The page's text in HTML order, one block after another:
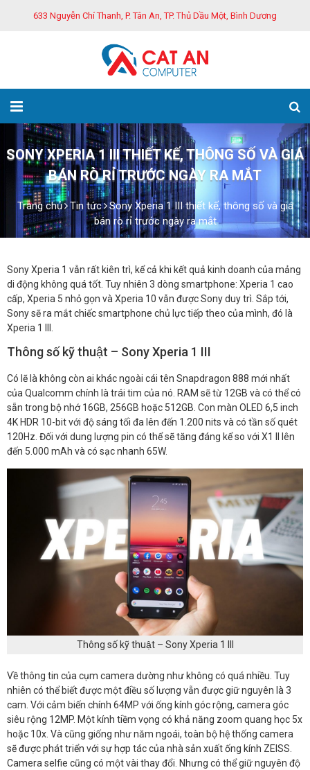
633 Nguyễn Chí Thanh, P. Tân An, TP. Thủ Dầu Một, Bình Dương
SONY XPERIA 1 III THIẾT KẾ, THÔNG SỐ VÀ GIÁ
BÁN RÒ RỈ TRƯỚC NGÀY RA MẮT
Trang chủ Tin tức
Sony Xperia 1 III thiết kế, thông số và giá
bán rò rỉ trước ngày ra mắt
Sony Xperia 1 vẫn rất kiên trì, kể cả khi kết quả kinh doanh của mảng
di động không quá tốt. Tuy nhiên 3 dòng smartphone: Xperia 1 cao
cấp, Xperia 5 nhỏ gọn và Xperia 10 vẫn được Sony duy trì. Sắp tới,
Sony sẽ ra mắt chiếc smartphone chủ lực tiếp theo của mình, đó là
Xperia 1 III.
Thông số kỹ thuật – Sony Xperia 1 III
Có lẽ là không còn ai khác ngoài cái tên Snapdragon 888 mới nhất
của Qualcomm chính là trái tim của nó. RAM sẽ từ 12GB và có thể có
sẵn trong bộ nhớ 16GB, 256GB hoặc 512GB. Con màn OLED 6,5 inch
4K HDR 10-bit với độ sáng tối đa lên đến 1.200 nits và có tần số quét
120Hz. Đối với dung lượng pin có thể sẽ tăng đáng kể so với X1 II lên
đến 5.000 mAh và có sạc nhanh 65W.
Thông số kỹ thuật – Sony Xperia 1 III
Về thông tin của cụm camera dường như không có quá nhiều. Tuy
nhiên có thể biết được một điều số lượng vẫn được giữ nguyên là 3
cam. Với cảm biến chính 64MP với ống kính góc rộng, camera góc
siêu rộng 12MP. Một kính tiềm vọng có khả năng zoom quang học 5x
hoặc 10x. Và cũng giống như năm ngoái, toàn bộ hệ thống camera
sẽ được phát triển với sự hợp tác của nhà sản xuất ống kính ZEISS.
Camera selfie cũng có một vài thay đổi. Nhưng có thể giữ nguyên độ